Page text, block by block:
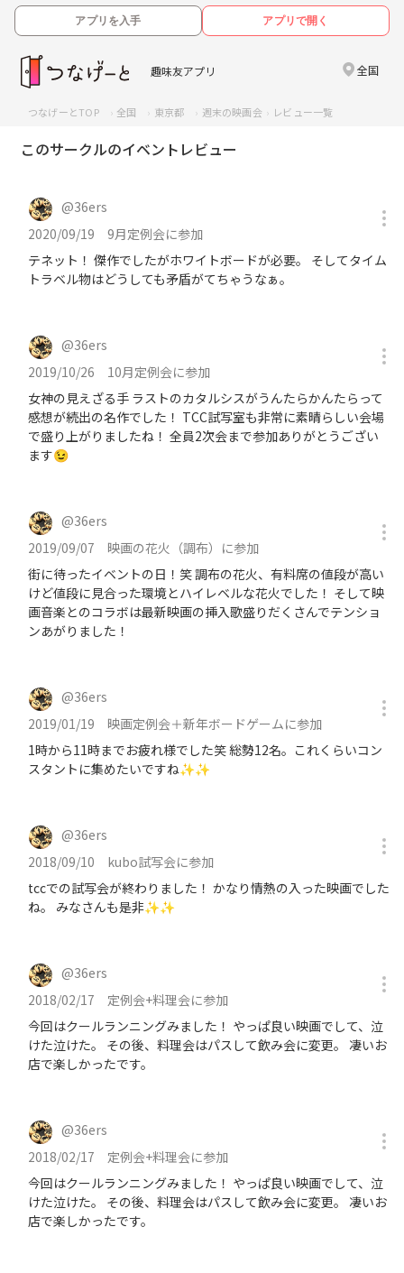
アプリを入手 アプリで開く
趣味友アプリ 全国
つなげーとTOP 全国 東京都 週末の映画会 レビュー一覧
このサークルのイベントレビュー
@36ers
2020/09/19
9月定例会に参加
テネット！ 傑作でしたがホワイトボードが必要。 そしてタイム
トラベル物はどうしても矛盾がてちゃうなぁ。
@36ers
2019/10/26
10月定例会に参加
女神の見えざる手 ラストのカタルシスがうんたらかんたらって
感想が続出の名作でした！ TCC試写室も非常に素晴らしい会場
で盛り上がりましたね！ 全員2次会まで参加ありがとうござい
ます😉
@36ers
2019/09/07
映画の花火（調布）に参加
街に待ったイベントの日！笑 調布の花火、有料席の値段が高い
けど値段に見合った環境とハイレベルな花火でした！ そして映
画音楽とのコラボは最新映画の挿入歌盛りだくさんでテンショ
ンあがりました！
@36ers
2019/01/19
映画定例会＋新年ボードゲームに参加
1時から11時までお疲れ様でした笑 総勢12名。これくらいコン
スタントに集めたいですね✨✨
@36ers
2018/09/10
kubo試写会に参加
tccでの試写会が終わりました！ かなり情熱の入った映画でした
ね。 みなさんも是非✨✨
@36ers
2018/02/17
定例会+料理会に参加
今回はクールランニングみました！ やっぱ良い映画でして、泣
けた泣けた。 その後、料理会はパスして飲み会に変更。 凄いお
店で楽しかったです。
@36ers
2018/02/17
定例会+料理会に参加
今回はクールランニングみました！ やっぱ良い映画でして、泣
けた泣けた。 その後、料理会はパスして飲み会に変更。 凄いお
店で楽しかったです。